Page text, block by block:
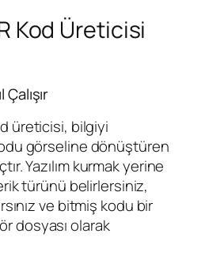
Kod Üreticisi
Çalışır
üreticisi, bilgiyi
görseline dönüştüren
Yazılım kurmak yerine
türünü belirlersiniz,
ve bitmiş kodu bir
dosyası olarak